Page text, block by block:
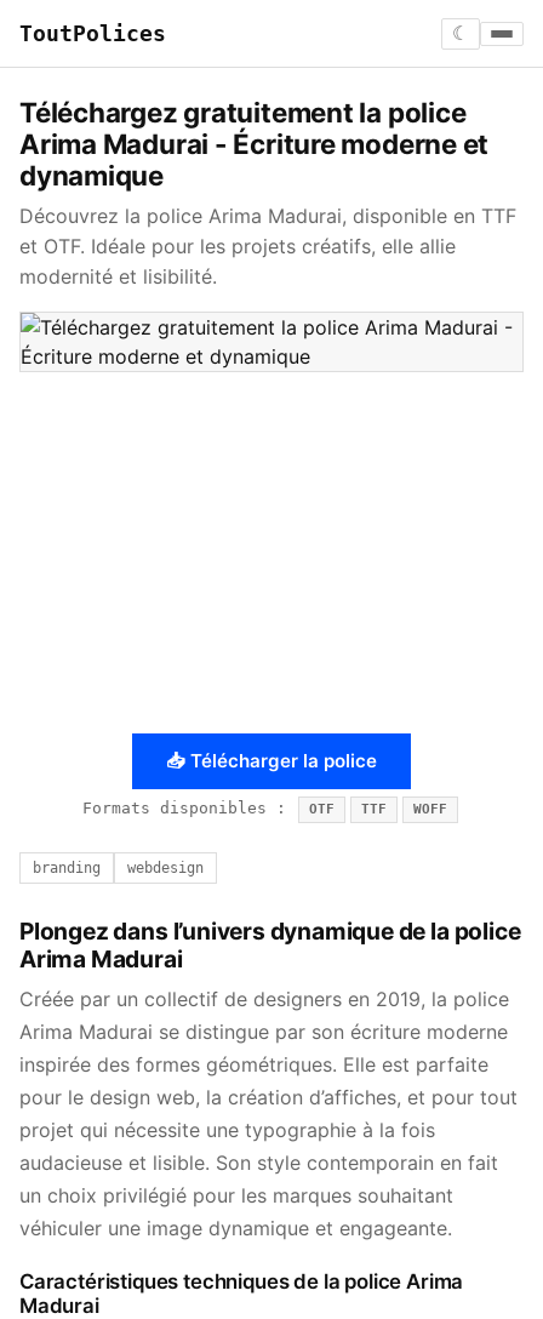
ToutPolices ☾
Téléchargez gratuitement la police
Arima Madurai - Écriture moderne et
dynamique
Découvrez la police Arima Madurai, disponible en TTF
et OTF. Idéale pour les projets créatifs, elle allie
modernité et lisibilité.
📥 Télécharger la police
Formats disponibles : OTF TTF WOFF
branding webdesign
Plongez dans l’univers dynamique de la police
Arima Madurai
Créée par un collectif de designers en 2019, la police
Arima Madurai se distingue par son écriture moderne
inspirée des formes géométriques. Elle est parfaite
pour le design web, la création d’affiches, et pour tout
projet qui nécessite une typographie à la fois
audacieuse et lisible. Son style contemporain en fait
un choix privilégié pour les marques souhaitant
véhiculer une image dynamique et engageante.
Caractéristiques techniques de la police Arima
Madurai